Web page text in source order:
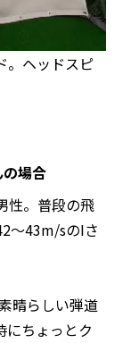
。ヘッドスピ
場合
性。普段の飛
～43m/sのIさ
晴らしい弾道
にちょっとク